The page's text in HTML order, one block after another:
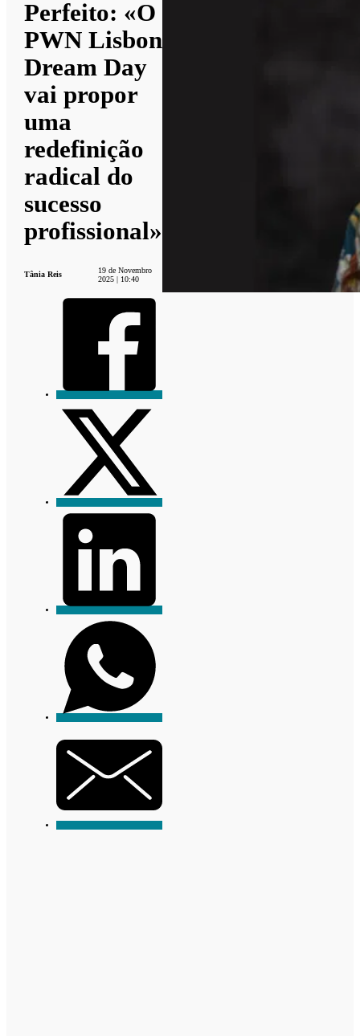
Perfeito: «O
PWN Lisbon
Dream Day
vai propor
uma
redefinição
radical do
sucesso
profissional»
Tânia Reis
19 de Novembro
2025 | 10:40